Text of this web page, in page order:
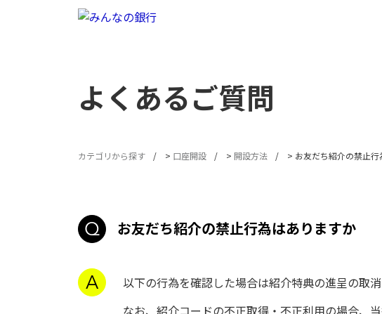
よくあるご質問
カテゴリから探す > 口座開設 > 開設方法 > お友だち紹介の禁止
お友だち紹介の禁止行為はありますか
以下の行為を確認した場合は紹介特典の進呈の取
なお、紹介コードの不正取得・不正利用の場合、